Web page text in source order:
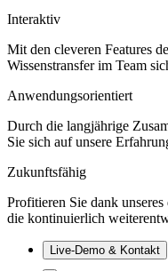
Interaktiv
Mit den cleveren Features
Wissenstransfer im Team
Anwendungsorientiert
Durch die langjährige
Sie sich auf unsere
Zukunftsfähig
Profitieren Sie dank
die kontinuierlich
Live‑Demo & Kontakt